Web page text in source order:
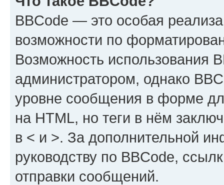
BBCode — это особая
возможности по
Возможность использования
администратором, однако
уровне сообщения в форме
на HTML, но теги в нём
в < и >. За дополнительной
руководству по BBCode,
отправки сообщений.